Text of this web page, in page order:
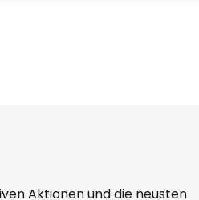
Aktionen und die neusten